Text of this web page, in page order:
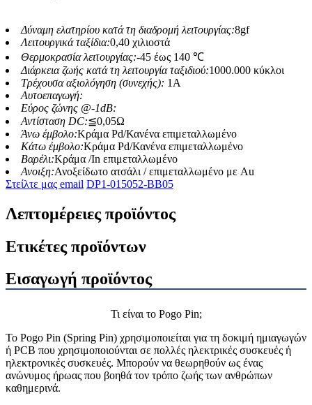
Δύναμη ελατηρίου κατά τη διαδρομή λειτουργίας:8gf
Λειτουργικά ταξίδια:0,40 χιλιοστά
Θερμοκρασία λειτουργίας:-45 έως 140 ℃
Διάρκεια ζωής κατά τη λειτουργία ταξιδιού:1000.000 κύκλοι
Τρέχουσα αξιολόγηση (συνεχής): 1A
Αυτοεπαγωγή:
Εύρος ζώνης @-1dB:
Αντίσταση DC:≦0,05Ω
Άνω έμβολο:Κράμα Pd/Κανένα επιμεταλλωμένο
Κάτω έμβολο:Κράμα Pd/Κανένα επιμεταλλωμένο
Βαρέλι:Κράμα /In επιμεταλλωμένο
Ανοιξη:Ανοξείδωτο ατσάλι / επιμεταλλωμένο με Au
Στείλτε μας email DP1-015052-BB05
Λεπτομέρειες προϊόντος
Ετικέτες προϊόντων
Εισαγωγή προϊόντος
Τι είναι το Pogo Pin;
Το Pogo Pin (Spring Pin) χρησιμοποιείται για τη δοκιμή ημιαγωγών
ή PCB που χρησιμοποιούνται σε πολλές ηλεκτρικές συσκευές ή
ηλεκτρονικές συσκευές. Μπορούν να θεωρηθούν ως ένας
ανώνυμος ήρωας που βοηθά τον τρόπο ζωής των ανθρώπων
καθημερινά.